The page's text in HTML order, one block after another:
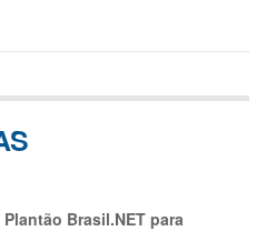
Brasil.NET para